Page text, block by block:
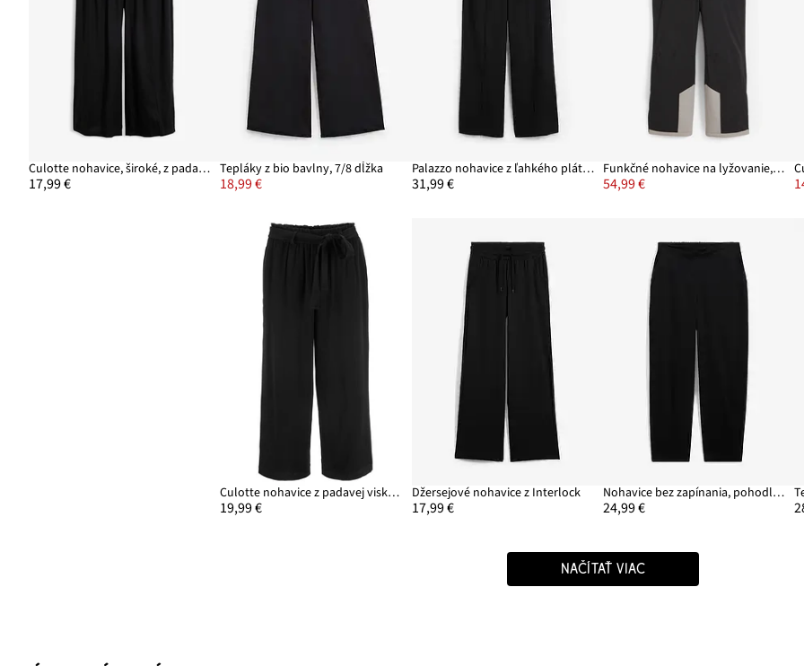
Culotte nohavice, široké, z padavej viskózy
17,99 €
Tepláky z bio bavlny, 7/8 dĺžka
18,99 €
Palazzo nohavice z ľahkého pláteného viskózového mixu
31,99 €
Funkčné nohavice na lyžovanie, s vysokým pohodlným pásom, nepremokavé, rovné
54,99 €
Culotte nohavice z padavej viskózy
19,99 €
Džersejové nohavice z Interlock
17,99 €
Nohavice bez zapínania, pohodlný pás
24,99 €
NAČÍTAŤ VIAC